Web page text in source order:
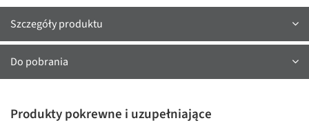
Szczegóły produktu
Do pobrania
Produkty pokrewne i uzupełniające